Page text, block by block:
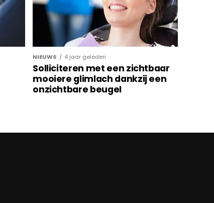
NIEUWS 4 jaar geleden
Solliciteren met een zichtbaar
mooiere glimlach dankzij een
onzichtbare beugel